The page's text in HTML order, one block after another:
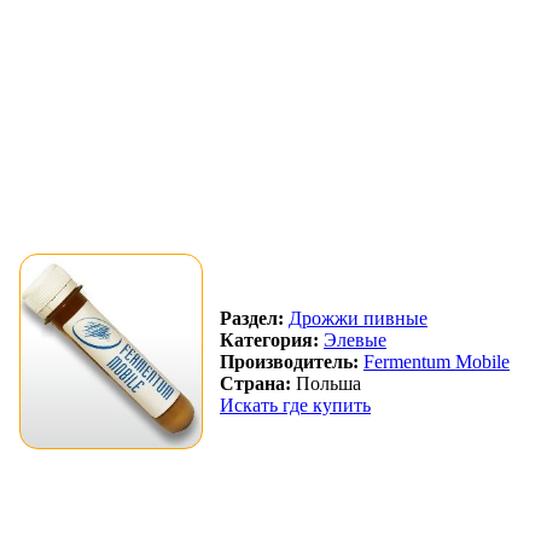
Раздел: Дрожжи пивные
Категория: Элевые
Производитель: Fermentum Mobile
Страна: Польша
Искать где купить